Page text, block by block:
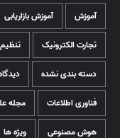
آموزش آموزش بازاریابی
تجارت الکترونیک
دسته بندی نشده
فناوری اطلاعات مجله
هوش مصنوعی ویژه ها